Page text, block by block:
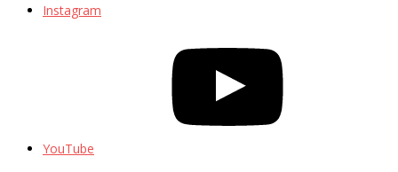
Instagram
YouTube